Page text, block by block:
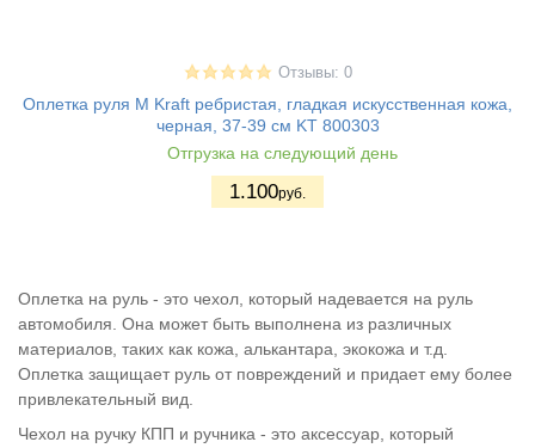
Отзывы: 0
Оплетка руля M Kraft ребристая, гладкая искусственная кожа,
черная, 37-39 см KT 800303
Отгрузка на следующий день
1.100руб.
Оплетка на руль - это чехол, который надевается на руль
автомобиля. Она может быть выполнена из различных
материалов, таких как кожа, алькантара, экокожа и т.д.
Оплетка защищает руль от повреждений и придает ему более
привлекательный вид.
Чехол на ручку КПП и ручника - это аксессуар, который